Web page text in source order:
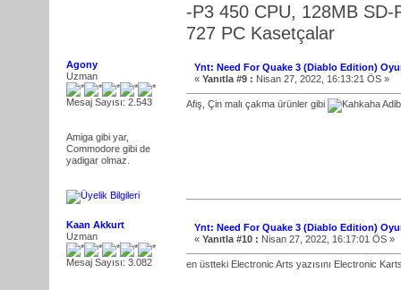
-P3 450 CPU, 128MB
727 PC Kasetçalar
Agony
Uzman
Mesaj Sayısı: 2.543
Amiga gibi yar,
Commodore gibi de
yadigar olmaz.
Ynt: Need For Quake 3 (Diablo Edition)
« Yanıtla #9 : Nisan 27, 2022, 16:13:21 ÖS »
Afiş, Çin malı çakma ürünler gibi
Kaan Akkurt
Uzman
Mesaj Sayısı: 3.082
Ynt: Need For Quake 3 (Diablo Edition)
« Yanıtla #10 : Nisan 27, 2022, 16:17:01 ÖS »
en üstteki Electronic Arts yazısını Electronic